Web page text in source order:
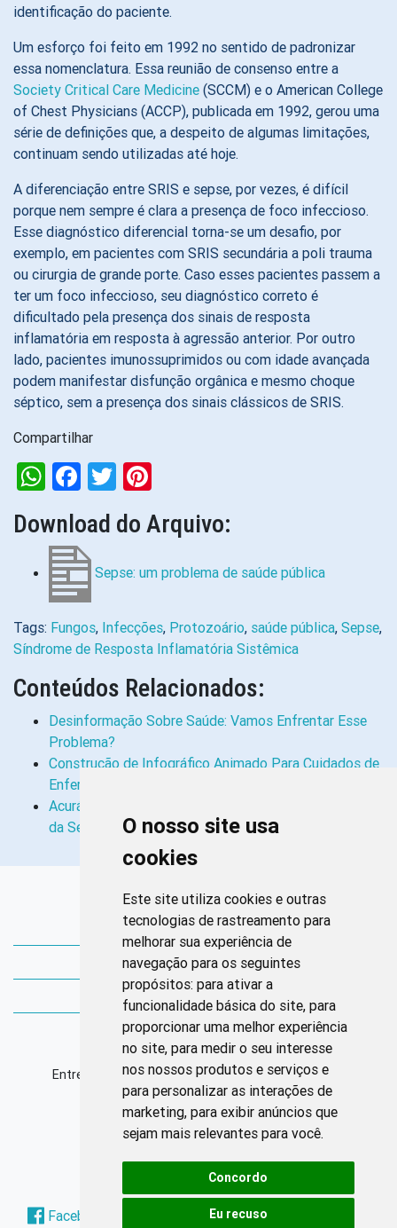
O nosso site usa
cookies
Este site utiliza cookies e outras
tecnologias de rastreamento para
melhorar sua experiência de
navegação para os seguintes
propósitos: para ativar a
funcionalidade básica do site, para
proporcionar uma melhor experiência
no site, para medir o seu interesse
nos nossos produtos e serviços e
para personalizar as interações de
marketing, para exibir anúncios que
sejam mais relevantes para você.
Concordo
Eu recuso
identificação do paciente.
Um esforço foi feito em 1992 no sentido de padronizar
essa nomenclatura. Essa reunião de consenso entre a
Society Critical Care Medicine (SCCM) e o American College
of Chest Physicians (ACCP), publicada em 1992, gerou uma
série de definições que, a despeito de algumas limitações,
continuam sendo utilizadas até hoje.
A diferenciação entre SRIS e sepse, por vezes, é difícil
porque nem sempre é clara a presença de foco infeccioso.
Esse diagnóstico diferencial torna-se um desafio, por
exemplo, em pacientes com SRIS secundária a poli trauma
ou cirurgia de grande porte. Caso esses pacientes passem a
ter um foco infeccioso, seu diagnóstico correto é
dificultado pela presença dos sinais de resposta
inflamatória em resposta à agressão anterior. Por outro
lado, pacientes imunossuprimidos ou com idade avançada
podem manifestar disfunção orgânica e mesmo choque
séptico, sem a presença dos sinais clássicos de SRIS.
Compartilhar
WhatsApp
Facebook
Twitter
Download do Arquivo:
Sepse: um problema de saúde pública
Tags: Fungos, Infecções, Protozoário, saúde pública, Sepse,
Síndrome de Resposta Inflamatória Sistêmica
Conteúdos Relacionados:
Desinformação Sobre Saúde: Vamos Enfrentar Esse
Problema?
Construção de Infográfico Animado Para Cuidados de
Enfermagem em Crianças Com…
Acurácia do Escore Pediátrico de Alerta no Rastreio
da Sepse
Links Rápidos
Bibliotecas Corens
Bases da Saúde
Bases de conhecimento
Endereço
Entrequadra Sul 208/209, Asa Sul, CEP: 70390-100
Horário de Funcionamento
Segunda à sexta: 8h às 17h
Redes Sociais
Facebook Twitter